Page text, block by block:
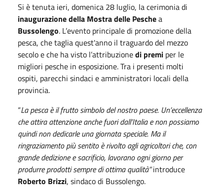
Si è tenuta ieri, domenica 28 luglio, la cerimonia di
inaugurazione della Mostra delle Peschea
Bussolengo. L’evento principale di promozione della
pesca, che taglia quest'anno il traguardo del mezzo
secolo e che ha visto l’attribuzionedi premi per le
migliori pesche in esposizione. Tra i presenti molti
ospiti, parecchi sindaci e amministratori locali della
provincia.
“La pesca è il frutto simbolo del nostro paese. Un’eccellenza
che attira attenzione anche fuori dall’Italia e non possiamo
quindi non dedicarle una giornata speciale. Ma il
ringraziamento più sentito è rivolto agli agricoltori che, con
grande dedizione e sacrificio, lavorano ogni giorno per
produrre prodotti sempre di ottima qualità”introduce
Roberto Brizzi, sindaco di Bussolengo.